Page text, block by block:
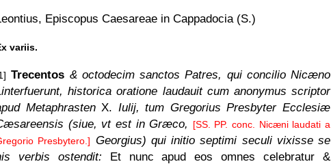
Episcopus Caesareae in Cappadocia (S.)
variis.
Trecentos & octodecim sanctos Patres, qui concilio Nicæno
historica oratione laudauit cum anonymus scriptor
MetaphrastenX. Iulij, tum Gregorius Presbyter Ecclesiæ
(siue, vt est in Græco,
[SS. PP. conc. Nicæni laudati a
Presbytero.] Georgius) qui initio septimi seculi vixisse se
verbis ostendit: Et nunc apud eos omnes celebratur &